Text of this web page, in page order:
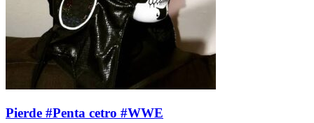
Pierde #Penta cetro #WWE